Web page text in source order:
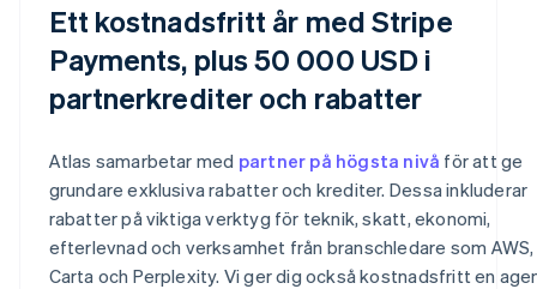
Ett kostnadsfritt år med Stripe
Payments, plus 50 000 USD i
partnerkrediter och rabatter
Atlas samarbetar med partner på högsta nivå för att ge
grundare exklusiva rabatter och krediter. Dessa inkluderar
rabatter på viktiga verktyg för teknik, skatt, ekonomi,
efterlevnad och verksamhet från branschledare som AWS,
Carta och Perplexity. Vi ger dig också kostnadsfritt en